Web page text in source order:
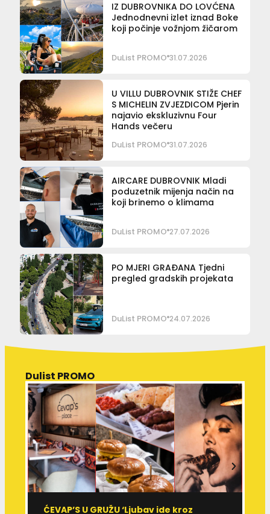
IZ DUBROVNIKA DO LOVĆENA
Jednodnevni izlet iznad Boke
koji počinje vožnjom žičarom
DuList PROMO 31.07.2026
U VILLU DUBROVNIK STIŽE CHEF
S MICHELIN ZVJEZDICOM Pjerin
najavio ekskluzivnu Four
Hands večeru
DuList PROMO 31.07.2026
AIRCARE DUBROVNIK Mladi
poduzetnik mijenja način na
koji brinemo o klimama
DuList PROMO 27.07.2026
PO MJERI GRAĐANA Tjedni
pregled gradskih projekata
DuList PROMO 24.07.2026
Dulist PROMO
ĆEVAP’S U GRUŽU ‘Ljubav ide kroz